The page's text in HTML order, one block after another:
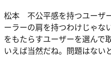
松本 不公平感を持つユーザ
ーラーの肩を持つわけじゃな
をもたらすユーザーを選んで
いえば当然だね。問題はない